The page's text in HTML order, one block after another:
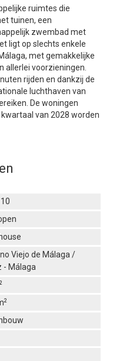
ruimtes die
tuinen, een
zwembad met
ligt op slechts enkele
met gemakkelijke
allerlei voorzieningen.
rijden en dankzij de
luchthaven van
De woningen
van 2028 worden
Viejo de Málaga /
- Málaga
2
2